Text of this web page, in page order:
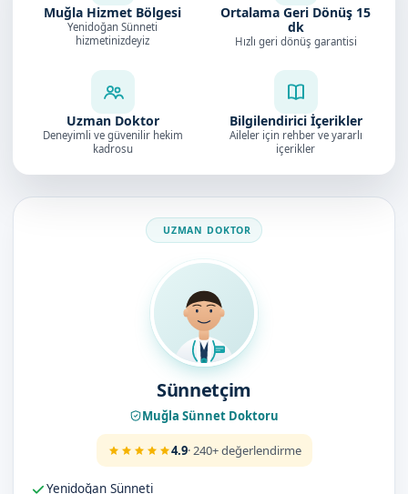
Muğla Hizmet Bölgesi
Yenidoğan Sünneti
hizmetinizdeyiz
Ortalama Geri Dönüş 15
dk
Hızlı geri dönüş garantisi
Uzman Doktor
Deneyimli ve güvenilir hekim
kadrosu
Bilgilendirici İçerikler
Aileler için rehber ve yararlı
içerikler
Doktorumuz
Sünnetçim
Muğla Sünnet Doktoru
4.9· 240+ değerlendirme
Yenidoğan Sünneti